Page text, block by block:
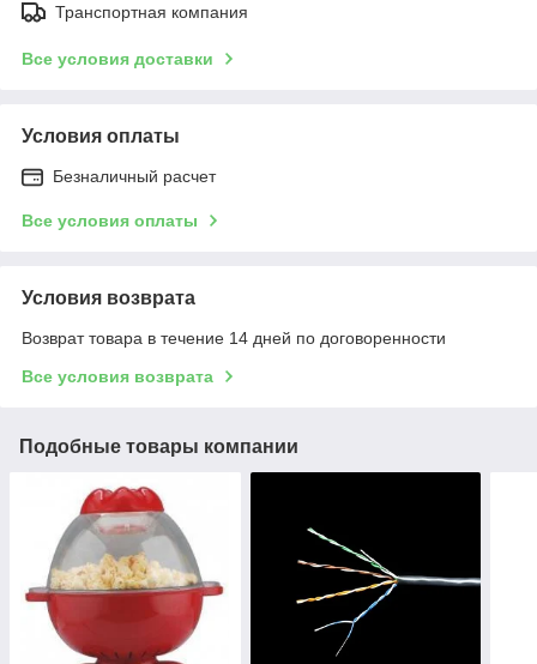
Транспортная компания
Все условия доставки
Условия оплаты
Безналичный расчет
Все условия оплаты
Условия возврата
Возврат товара в течение 14 дней по договоренности
Все условия возврата
Подобные товары компании